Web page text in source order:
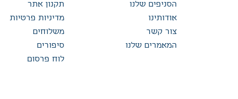
הסניפים שלנו
אודותינו
צור קשר
המאמרים שלנו
תקנון אתר
מדיניות פרטיות
משלוחים
סיפורים
לוח פרסום